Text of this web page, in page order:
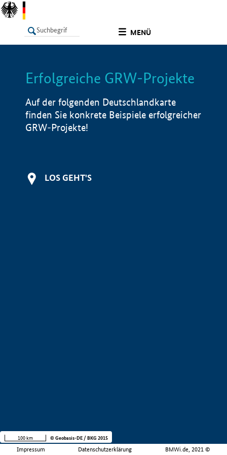
MENÜ
LISTE Info
Erfolgreiche GRW-Projekte
Auf der folgenden Deutschlandkarte
finden Sie konkrete Beispiele erfolgreicher
GRW-Projekte!
LOS GEHT'S
Impressum Datenschutzerklärung BMWi.de, 2021 ©
100 km © Geobasis-DE / BKG 2015